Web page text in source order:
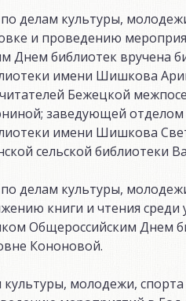
делам культуры,
и проведению
Днем библиотек вручена
имени Шишкова
Бежецкой
заведующей
имени Шишкова
сельской библиотеки
делам культуры,
книги и чтения среди
Общероссийским Днем
Кононовой.
молодежи,